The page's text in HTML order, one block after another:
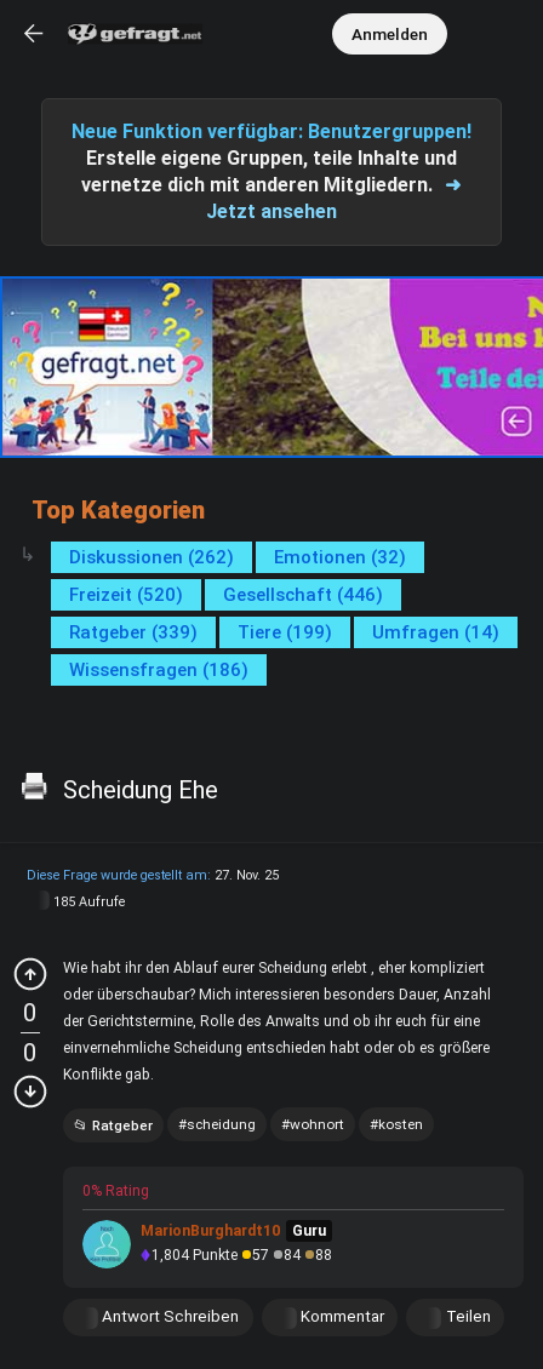
Neue Funktion verfügbar: Benutzergruppen!
Erstelle eigene Gruppen, teile Inhalte und
vernetze dich mit anderen Mitgliedern. ➜
Jetzt ansehen
Anmelden
Top Kategorien
Diskussionen (262)
Emotionen (32)
Freizeit (520)
Gesellschaft (446)
Ratgeber (339)
Tiere (199)
Umfragen (14)
Wissensfragen (186)
Scheidung Ehe
Diese Frage wurde gestellt am: 27. Nov. 25
185 Aufrufe
0
0
Wie habt ihr den Ablauf eurer Scheidung erlebt , eher kompliziert
oder überschaubar? Mich interessieren besonders Dauer, Anzahl
der Gerichtstermine, Rolle des Anwalts und ob ihr euch für eine
einvernehmliche Scheidung entschieden habt oder ob es größere
Konflikte gab.
Ratgeber scheidung wohnort kosten
0% Rating
MarionBurghardt10
Guru
1,804Punkte 57 84 88
Antwort Schreiben Kommentar Teilen